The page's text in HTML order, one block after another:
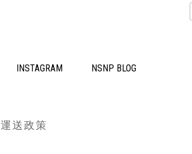
INSTAGRAM NSNP BLOG
運送政策